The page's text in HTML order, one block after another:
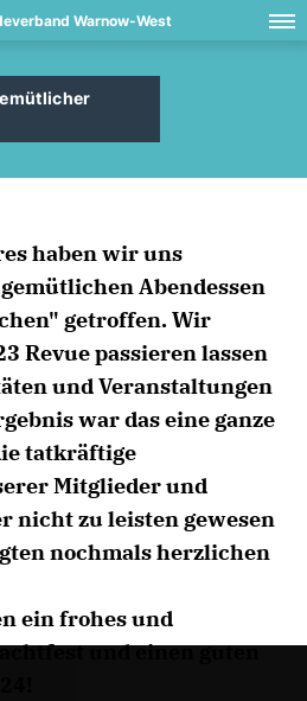
Warnow-West
haben wir uns
Abendessen
getroffen. Wir
Revue passieren lassen
und Veranstaltungen
war das eine ganze
tatkräftige
Mitglieder und
nicht zu leisten gewesen
nochmals herzlichen
ein frohes und
und einen guten